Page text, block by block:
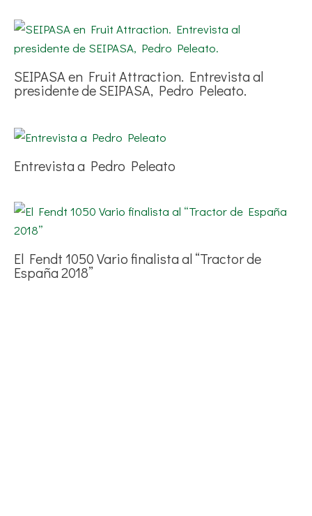
SEIPASA en Fruit Attraction. Entrevista al
presidente de SEIPASA, Pedro Peleato.
Entrevista a Pedro Peleato
El Fendt 1050 Vario finalista al “Tractor de
España 2018”